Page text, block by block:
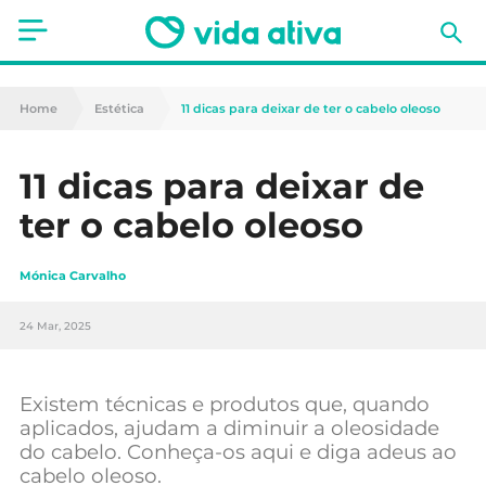
Saúde
Nutrição
Animais de Estimação
Home Estética 11 dicas para deixar de ter o cabelo oleoso
11 dicas para deixar de
ter o cabelo oleoso
Mónica Carvalho
24 Mar, 2025
Existem técnicas e produtos que, quando
aplicados, ajudam a diminuir a oleosidade
do cabelo. Conheça-os aqui e diga adeus ao
cabelo oleoso.